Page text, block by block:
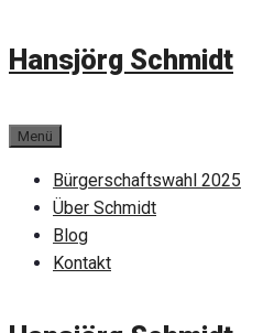
Inhalt
Hansjörg Schmidt
Menü
Bürgerschaftswahl 2025
Über Schmidt
Blog
Kontakt